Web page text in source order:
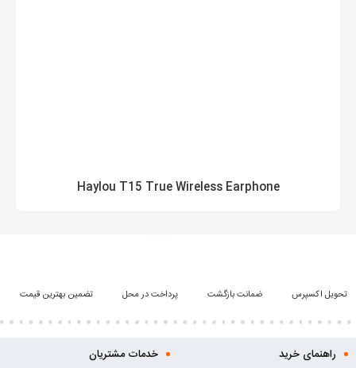
Haylou T15 True Wireless Earphone
تحویل اکسپرس ضمانت بازگشت پرداخت در محل تضمین بهترین قیمت
راهنمای خرید خدمات مشتریان